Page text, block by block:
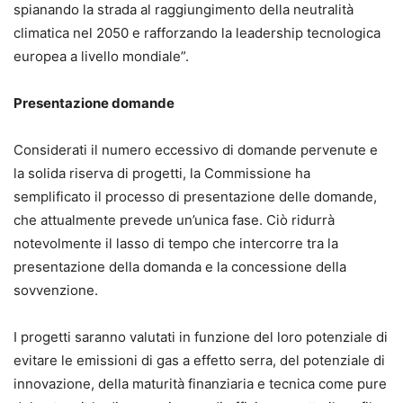
spianando la strada al raggiungimento della neutralità
climatica nel 2050 e rafforzando la leadership tecnologica
europea a livello mondiale”.
Presentazione domande
Considerati il numero eccessivo di domande pervenute e
la solida riserva di progetti, la Commissione ha
semplificato il processo di presentazione delle domande,
che attualmente prevede un’unica fase. Ciò ridurrà
notevolmente il lasso di tempo che intercorre tra la
presentazione della domanda e la concessione della
sovvenzione.
I progetti saranno valutati in funzione del loro potenziale di
evitare le emissioni di gas a effetto serra, del potenziale di
innovazione, della maturità finanziaria e tecnica come pure